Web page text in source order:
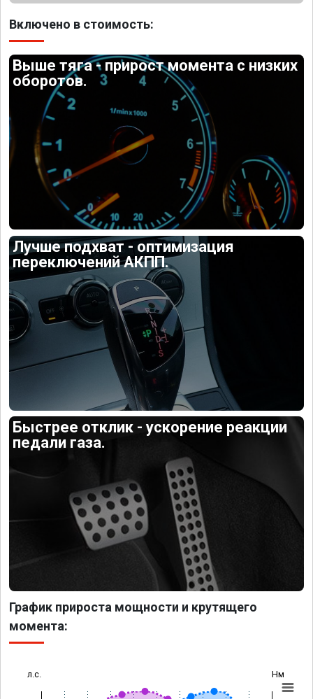
Включено в стоимость:
Выше тяга - прирост момента с низких
оборотов.
Лучше подхват - оптимизация
переключений АКПП.
Быстрее отклик - ускорение реакции
педали газа.
График прироста мощности и крутящего
момента:
л.с. Нм